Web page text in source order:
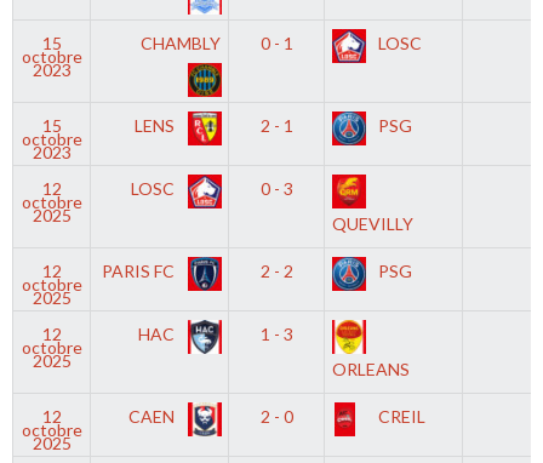
15
octobre
2023
CHAMBLY 0 - 1 LOSC
15
octobre
2023
LENS 2 - 1 PSG
12
octobre
2025
LOSC
0 - 3
QUEVILLY
12
octobre
2025
PARIS FC 2 - 2 PSG
12
octobre
2025
HAC
1 - 3
ORLEANS
12
octobre
2025
CAEN 2 - 0 CREIL